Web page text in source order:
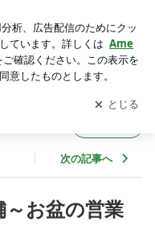
通知
を受け取りまし
開く
次の記事へ
お盆の営業